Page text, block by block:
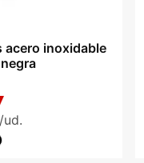
acero inoxidable